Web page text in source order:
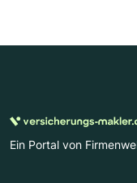
Ein Portal von